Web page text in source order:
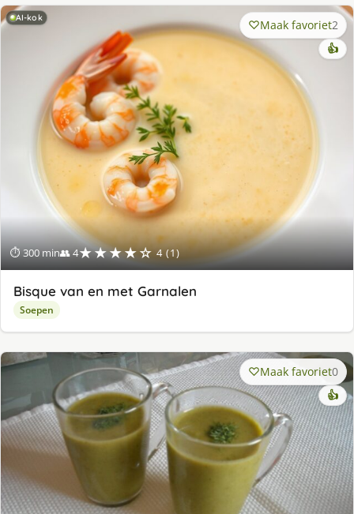
AI-kok
⏱ 300 min👥 4★★★★☆ 4 (1)
Maak favoriet2
👍
Bisque van en met Garnalen
Soepen
Maak favoriet0
👍